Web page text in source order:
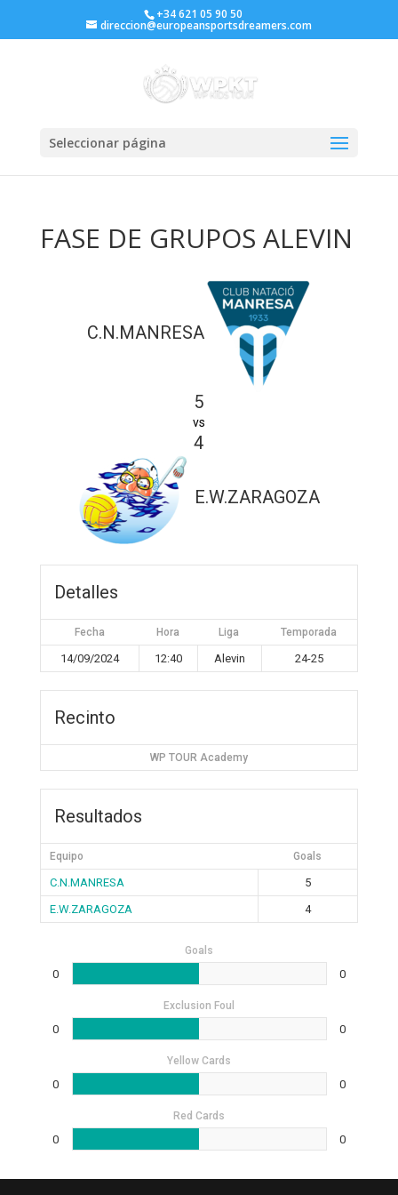
+34 621 05 90 50
direccion@europeansportsdreamers.com
Seleccionar página
FASE DE GRUPOS ALEVIN
C.N.MANRESA
5
vs
4
E.W.ZARAGOZA
Detalles
Fecha Hora Liga Temporada
14/09/2024 12:40 Alevin 24-25
Recinto
WP TOUR Academy
Resultados
Equipo Goals
C.N.MANRESA
5
E.W.ZARAGOZA
4
Goals
0 0
Exclusion Foul
0 0
Yellow Cards
0 0
Red Cards
0 0